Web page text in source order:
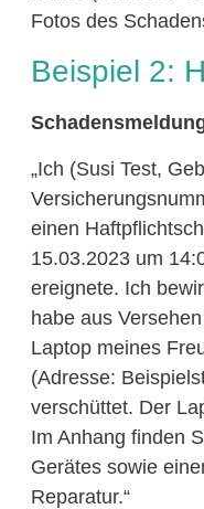
Fotos des
Beispiel 2:
„Ich (Susi Test,
einen
15.03.2023 um
ereignete. Ich
habe aus
Laptop meines
(Adresse:
verschüttet. Der
Im Anhang finden
Gerätes sowie
Reparatur.“